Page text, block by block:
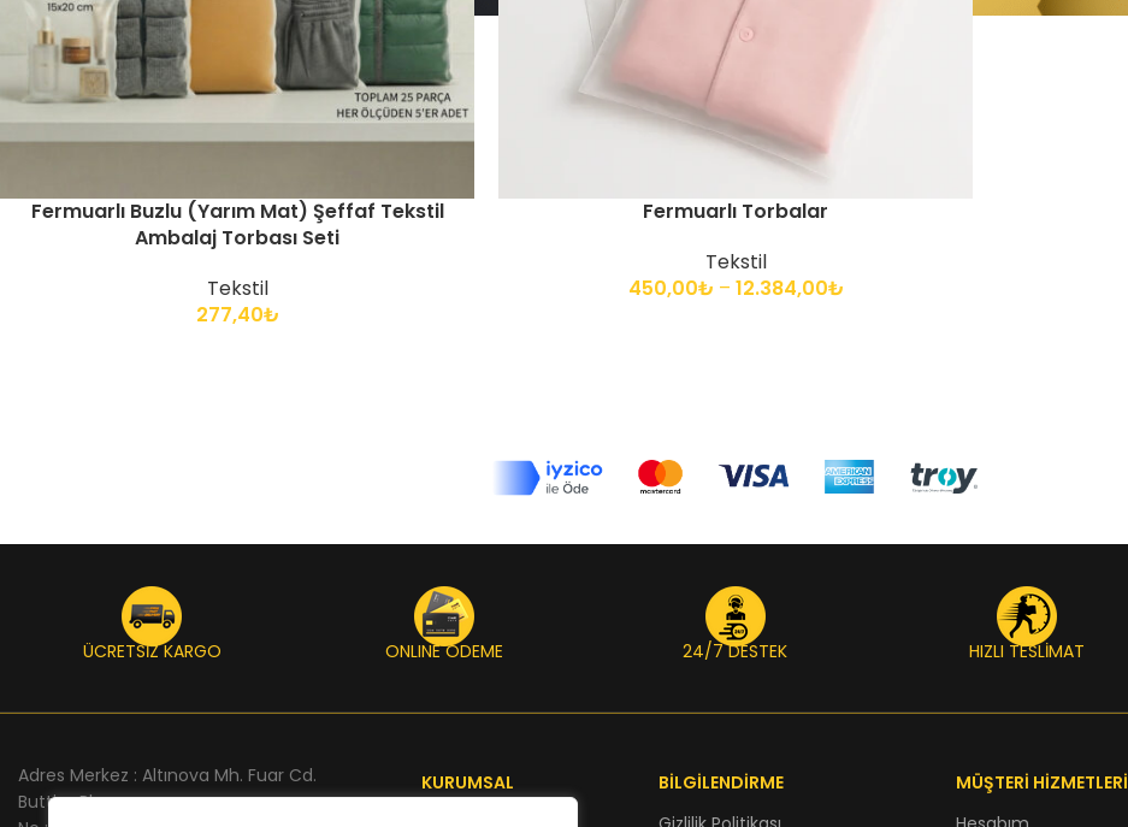
Fermuarlı Buzlu (Yarım Mat) Şeffaf Tekstil
Ambalaj Torbası Seti
Tekstil
277,40₺
Fermuarlı Torbalar
Tekstil
450,00₺ – 12.384,00₺
ÜCRETSİZ KARGO ONLINE ÖDEME 24/7 DESTEK HIZLI TESLİMAT
Adres Merkez : Altınova Mh. Fuar Cd.
Buttim Plaza
KURUMSAL
BİLGİLENDİRME
MÜŞTERİ HİZMETLERİ